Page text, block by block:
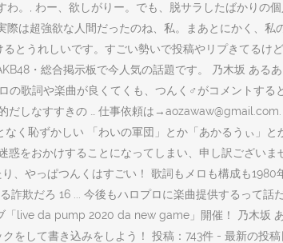
。, わー、欲しがりー。でも、脱サラしたばかりの
は超強欲な人間だったのね、私。まあとにかく、私
とうれしいです。すごい勢いで投稿やリプきてるけ
・総合掲示板で今人気の話題です。 乃木坂 ある
歌詞や楽曲が良くてくも、つんく♂がコメントする
だしなすすきの … 仕事依頼は
く恥ずかしい 「わいの軍団」とか「あかるうぃ」と
をおかけすることになってしまい、申し訳ございま
、やっぱつんくはすごい！ 歌詞もメロも構成も1980
詐欺だろ 16 ... 今後もハロプロに楽曲提供するって話
「live da pump 2020 da new game」開催！ 乃木坂
をして書き込みをしよう！ 投稿：743件 - 最新の投